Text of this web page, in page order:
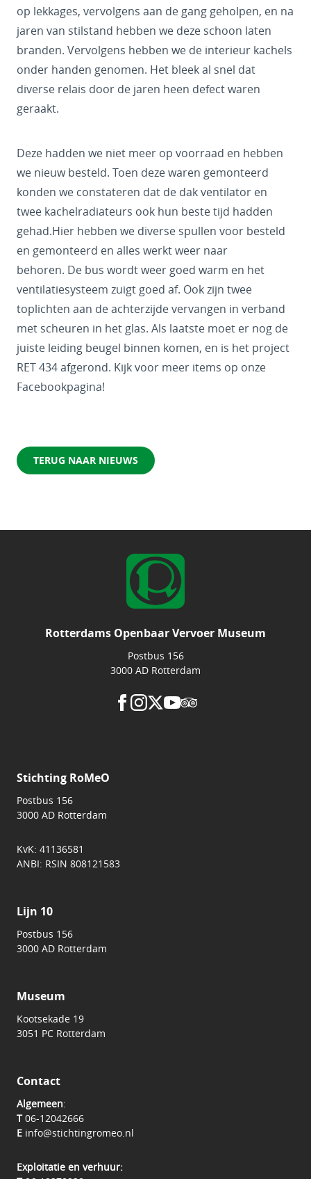
op lekkages, vervolgens aan de gang geholpen, en na
jaren van stilstand hebben we deze schoon laten
branden. Vervolgens hebben we de interieur kachels
onder handen genomen. Het bleek al snel dat
diverse relais door de jaren heen defect waren
geraakt.
Deze hadden we niet meer op voorraad en hebben
we nieuw besteld. Toen deze waren gemonteerd
konden we constateren dat de dak ventilator en
twee kachelradiateurs ook hun beste tijd hadden
gehad.Hier hebben we diverse spullen voor besteld
en gemonteerd en alles werkt weer naar
behoren. De bus wordt weer goed warm en het
ventilatiesysteem zuigt goed af. Ook zijn twee
toplichten aan de achterzijde vervangen in verband
met scheuren in het glas. Als laatste moet er nog de
juiste leiding beugel binnen komen, en is het project
RET 434 afgerond. Kijk voor meer items op onze
Facebookpagina!
TERUG NAAR NIEUWS
Rotterdams Openbaar Vervoer Museum
Postbus 156
3000 AD Rotterdam
Stichting RoMeO
Postbus 156
3000 AD Rotterdam
KvK: 41136581
ANBI: RSIN 808121583
Lijn 10
Postbus 156
3000 AD Rotterdam
Museum
Kootsekade 19
3051 PC Rotterdam
Contact
Algemeen:
T06-12042666
E info@stichtingromeo.nl
Exploitatie en verhuur: